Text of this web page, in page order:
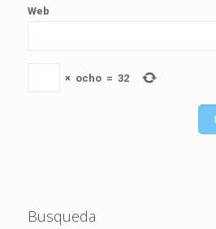
Web
× ocho = 32
Busqueda